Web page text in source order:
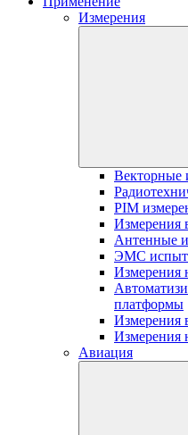
Измерения
Векторные
PIM
Измерения
Антенные
ЭМС
Измерения
платформы
Измерения
Измерения
Авиация